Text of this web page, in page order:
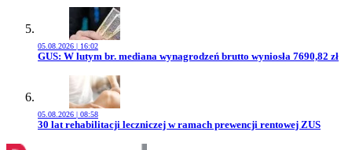
05.08.2026 | 16:02
Przejdź do artykułu:
GUS: W lutym br. mediana wynagrodzeń brutto wyniosła 7690,82 zł
05.08.2026 | 08:58
Przejdź do artykułu:
30 lat rehabilitacji leczniczej w ramach prewencji rentowej ZUS